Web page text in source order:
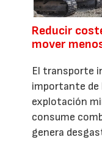
Reducir
mover
El transporte
importante de
explotación
consume
genera